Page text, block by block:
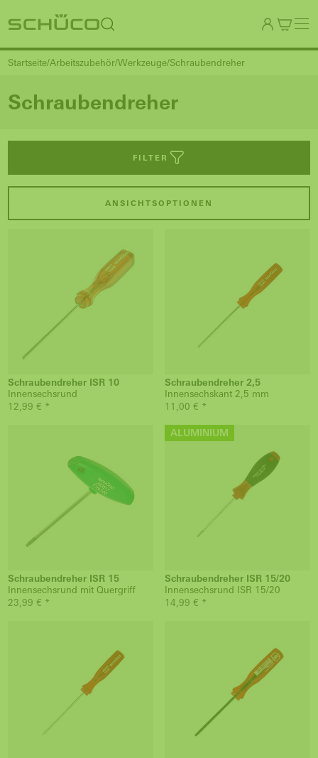
Startseite Arbeitszubehör Werkzeuge Schraubendreher
Schraubendreher
FILTER
ANSICHTSOPTIONEN
Schraubendreher ISR 10
Innensechsrund
12,99 € *
Schraubendreher 2,5
Innensechskant 2,5 mm
11,00 € *
Schraubendreher ISR 15
Innensechsrund mit Quergriff
23,99 € *
ALUMINIUM
Schraubendreher ISR 15/20
Innensechsrund ISR 15/20
14,99 € *